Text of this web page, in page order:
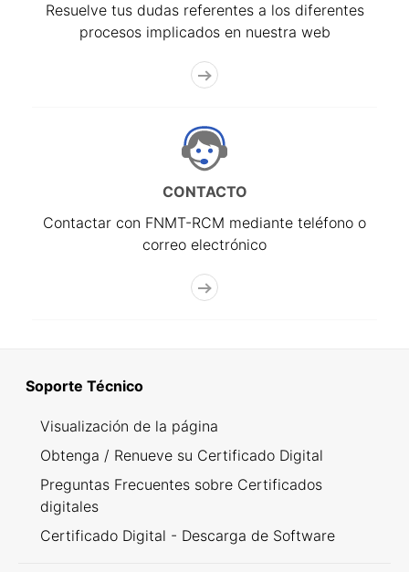
Resuelve tus dudas referentes a los diferentes
procesos implicados en nuestra web
CONTACTO
Contactar con FNMT-RCM mediante teléfono o
correo electrónico
Soporte Técnico
Visualización de la página
Obtenga / Renueve su Certificado Digital
Preguntas Frecuentes sobre Certificados
digitales
Certificado Digital - Descarga de Software